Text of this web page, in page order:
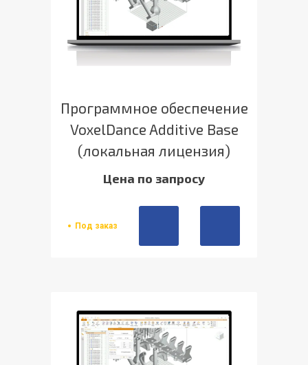
Программное обеспечение
VoxelDance Additive Base
(локальная лицензия)
Цена по запросу
Под заказ